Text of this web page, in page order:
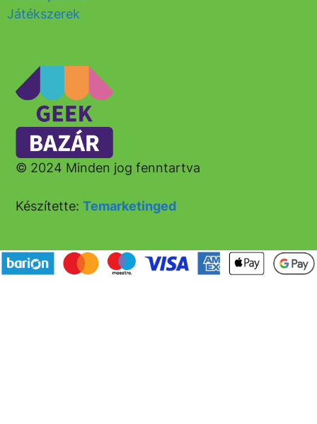
© 2024 Minden jog fenntartva
Készítette:Temarketinged
Játékszerek